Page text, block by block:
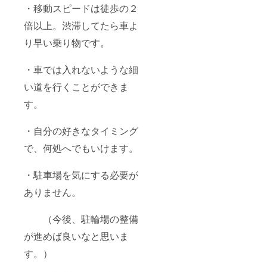
・移動スピードは徒歩の２
倍以上。渋滞してたら車よ
り早い乗り物です。
・車では入れないような細
い道を行くことができま
す。
・自分の好きなタイミング
で、何処へでもいけます。
・駐車場を気にする必要が
ありません。
（今後、駐輪場の整備
が進めば良いなと思いま
す。）